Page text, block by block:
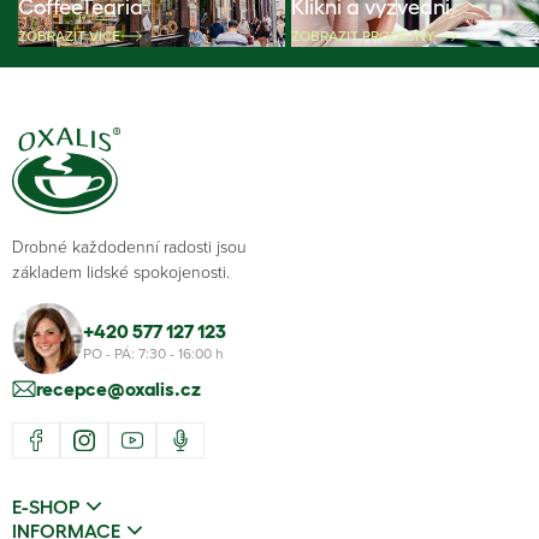
CoffeeTearia
ZOBRAZIT VÍCE
Klikni a vyzvedni
ZOBRAZIT PRODEJNY
Drobné každodenní radosti jsou
základem lidské spokojenosti.
+420 577 127 123
PO - PÁ: 7:30 - 16:00 h
recepce@oxalis.cz
E-SHOP
INFORMACE